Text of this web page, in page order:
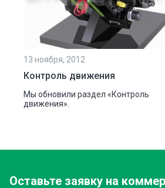
13 ноября, 2012
Контроль движения
Мы обновили раздел «Контроль
движения».
Оставьте заявку на